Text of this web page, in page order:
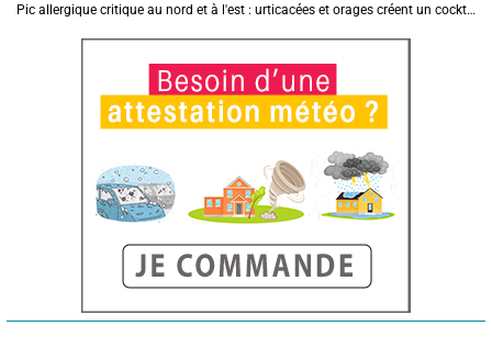
Pic allergique critique au nord et à l'est : urticacées et orages créent un cocktail explosif